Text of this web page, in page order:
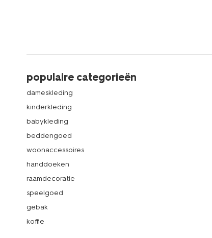
populaire categorieën
dameskleding
kinderkleding
babykleding
beddengoed
woonaccessoires
handdoeken
raamdecoratie
speelgoed
gebak
koffie